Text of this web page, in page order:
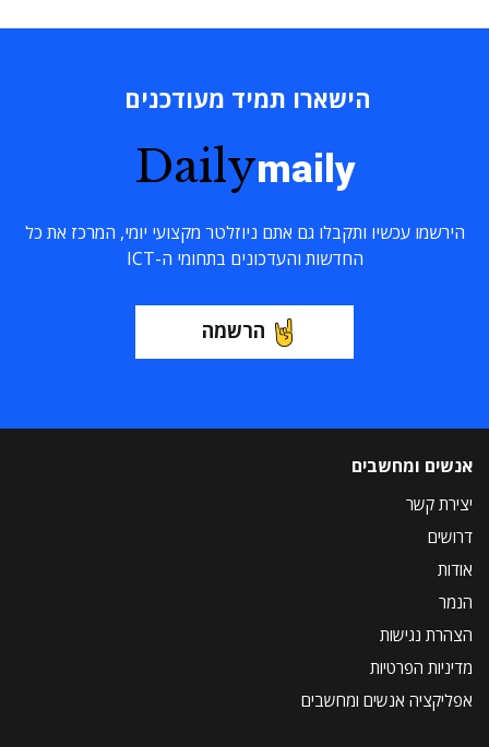
הישארו תמיד מעודכנים
Dailymaily
הירשמו עכשיו ותקבלו גם אתם ניוזלטר מקצועי יומי, המרכז את כל
החדשות והעדכונים בתחומי ה-ICT
הרשמה
אנשים ומחשבים
יצירת קשר
דרושים
אודות
הנמר
הצהרת נגישות
מדיניות הפרטיות
אפליקציה אנשים ומחשבים